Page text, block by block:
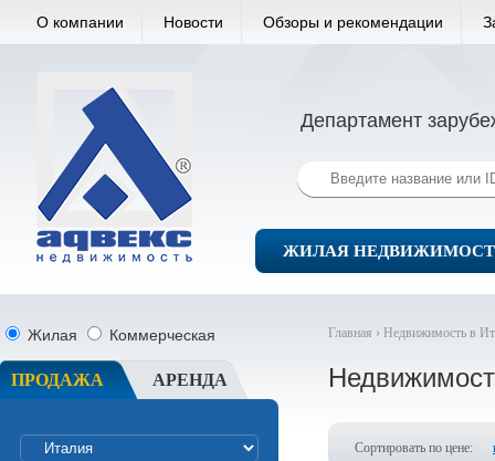
О компании Новости Обзоры и рекомендации
Департамент
ЖИЛАЯ
Главная › Недвижимость в
Сортировать по цене:
Жилая Коммерческая
ПРОДАЖА АРЕНДА